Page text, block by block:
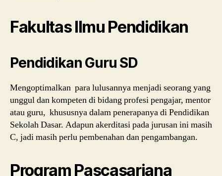
Fakultas Ilmu Pendidikan
Pendidikan Guru SD
Mengoptimalkan para lulusannya menjadi seorang yang
unggul dan kompeten di bidang profesi pengajar, mentor
atau guru, khususnya dalam penerapanya di Pendidikan
Sekolah Dasar. Adapun akerditasi pada jurusan ini masih
C, jadi masih perlu pembenahan dan pengambangan.
Program Pascasarjana